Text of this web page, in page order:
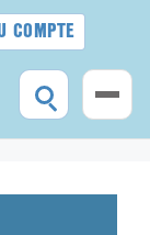
COMPTE